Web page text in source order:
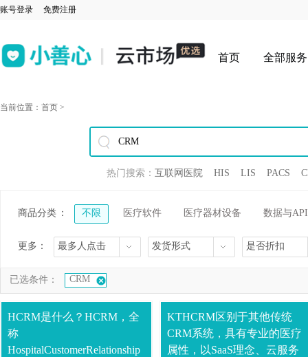
账号登录 免费注册
首页 全部服务
当前位置： 首页 >
热门搜索： 互联网医院 HIS LIS PACS
商品分类 ： 不限 医疗软件 医疗器材设备 数据与API
更多： 最多人点击 发货形式 是否折扣
已选条件： CRM
HCRM是什么？HCRM，全
称
HospitalCustomerRelationship
KTHCRM区别于其他传统
CRM系统，具有专业的医疗
属性，以SaaS理念、云服务